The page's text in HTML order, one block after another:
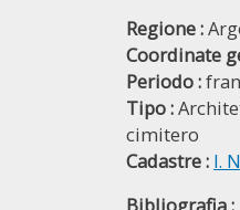
Regione :
Coordinate
Periodo :
Tipo :
cimitero
Cadastre : Ι.